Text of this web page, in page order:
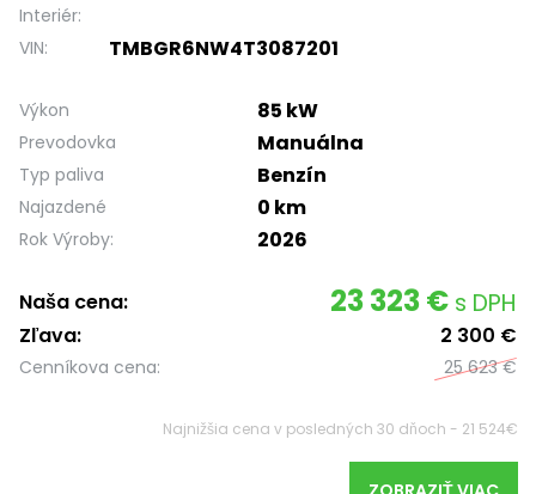
Interiér:
VIN:
TMBGR6NW4T3087201
Výkon 85 kW
Prevodovka Manuálna
Typ paliva Benzín
Najazdené 0 km
Rok Výroby: 2026
Naša cena: 23 323 € s DPH
Zľava: 2 300 €
Cenníkova cena: 25 623 €
Najnižšia cena v posledných 30 dňoch - 21 524€